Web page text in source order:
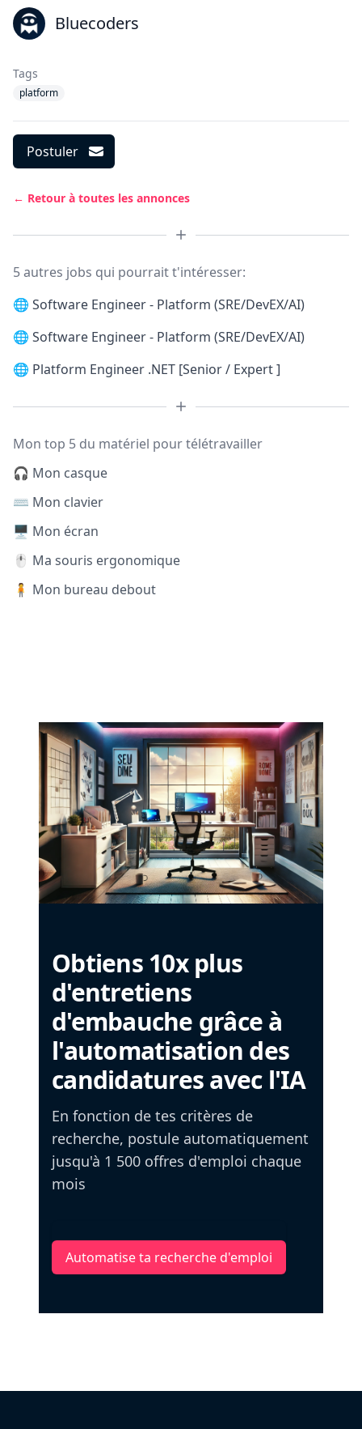
Bluecoders
Tags
platform
Postuler
← Retour à toutes les annonces
5 autres jobs qui pourrait t'intéresser:
🌐 Software Engineer - Platform (SRE/DevEX/AI)
🌐 Software Engineer - Platform (SRE/DevEX/AI)
🌐 Platform Engineer .NET [Senior / Expert ]
Mon top 5 du matériel pour télétravailler
🎧 Mon casque
⌨️ Mon clavier
🖥️ Mon écran
🖱️ Ma souris ergonomique
🧍 Mon bureau debout
Obtiens 10x plus
d'entretiens
d'embauche grâce à
l'automatisation des
candidatures avec l'IA
En fonction de tes critères de
recherche, postule automatiquement
jusqu'à 1 500 offres d'emploi chaque
mois
Automatise ta recherche d'emploi